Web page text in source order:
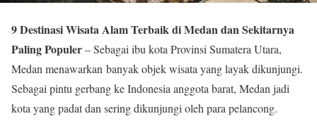
9 Destinasi Wisata Alam Terbaik di Medan dan Sekitarnya
Paling Populer– Sebagai ibu kota Provinsi Sumatera Utara,
Medan menawarkan banyak objek wisata yang layak dikunjungi.
Sebagai pintu gerbang ke Indonesia anggota barat, Medan jadi
kota yang padat dan sering dikunjungi oleh para pelancong.